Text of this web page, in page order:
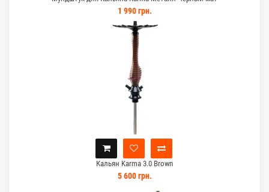
1 990 грн.
Кальян Karma 3.0 Brown
5 600 грн.